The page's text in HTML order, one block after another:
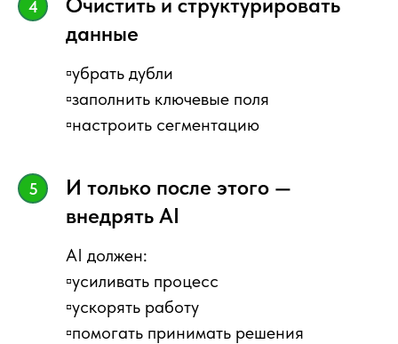
данные
▫️убрать дубли
▫️заполнить ключевые поля
▫️настроить сегментацию
И только после этого —
внедрять AI
AI должен:
▫️усиливать процесс
▫️ускорять работу
▫️помогать принимать решения